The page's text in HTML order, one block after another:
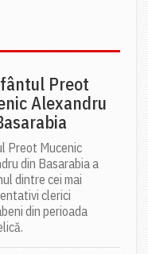
Preot
Alexandru
Preot Mucenic
din Basarabia a
dintre cei mai
clerici
din perioada